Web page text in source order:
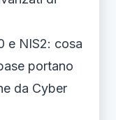
e NIS2: cosa
portano
da Cyber